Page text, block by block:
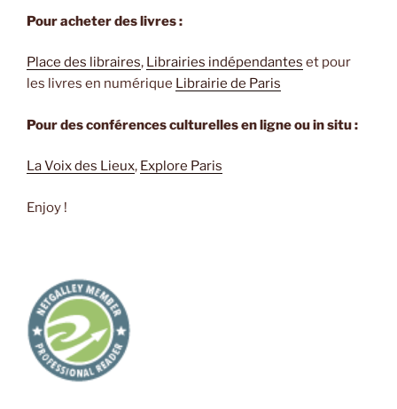
Pour acheter des livres :
Place des libraires, Librairies indépendantes et pour
les livres en numérique Librairie de Paris
Pour des conférences culturelles en ligne ou in situ :
La Voix des Lieux, Explore Paris
Enjoy !